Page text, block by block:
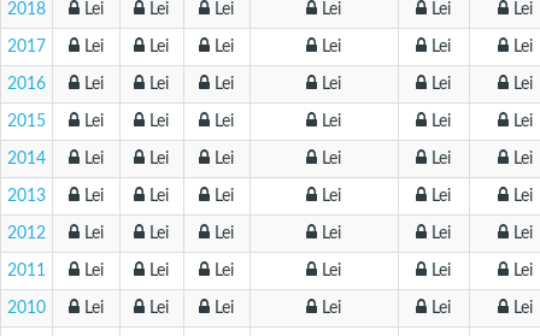
2018 Lei Lei Lei Lei Lei Lei
2017 Lei Lei Lei Lei Lei Lei
2016 Lei Lei Lei Lei Lei Lei
2015 Lei Lei Lei Lei Lei Lei
2014 Lei Lei Lei Lei Lei Lei
2013 Lei Lei Lei Lei Lei Lei
2012 Lei Lei Lei Lei Lei Lei
2011 Lei Lei Lei Lei Lei Lei
2010 Lei Lei Lei Lei Lei Lei